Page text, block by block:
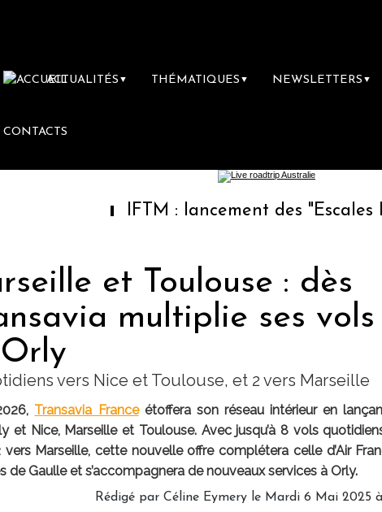
ACTUALITÉS ▼ THÉMATIQUES ▼ NEWSLETTERS ▼
CONTACTS
IFTM : lancement des "Escales
et Toulouse : dès
multiplie ses vols
vers Nice et Toulouse, et 2 vers Marseille
Transavia Franceétoffera son réseau intérieur en
et Nice, Marseille et Toulouse. Avec jusqu’à 8 vols
Marseille, cette nouvelle offre complétera celle d’Air
de Gaulle et s’accompagnera de nouveaux services à Orly.
Rédigé par Céline Eymery le Mardi 6 Mai 2025 à